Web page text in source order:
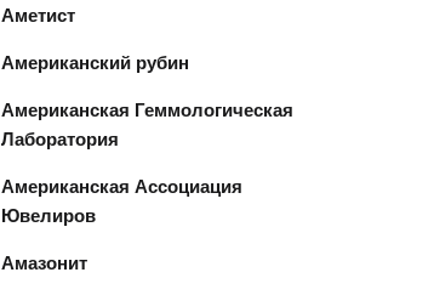
Аметист
Американский рубин
Американская Геммологическая
Лаборатория
Американская Ассоциация
Ювелиров
Амазонит